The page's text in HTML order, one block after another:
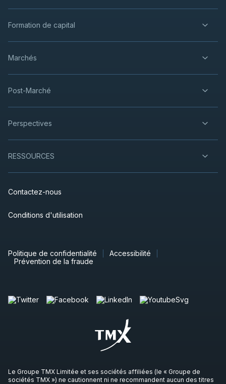
Formation de capital
Marchés
Post-Marché
Perspectives
RESSOURCES
Contactez-nous
Conditions d'utilisation
Politique de confidentialité
Accessibilité
Prévention de la fraude
Le Groupe TMX Limitée et ses sociétés affiliées (le « Groupe de
sociétés TMX ») ne cautionnent ni ne recommandent aucun des titres